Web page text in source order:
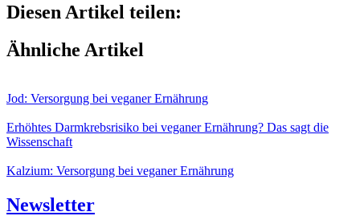
Diesen Artikel teilen:
Ähnliche Artikel
Jod: Versorgung bei veganer Ernährung
Erhöhtes Darmkrebsrisiko bei veganer Ernährung? Das sagt die
Wissenschaft
Kalzium: Versorgung bei veganer Ernährung
Newsletter